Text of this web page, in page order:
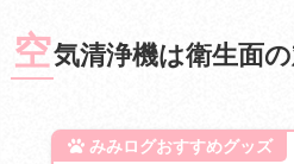
空気清浄機は衛生面の